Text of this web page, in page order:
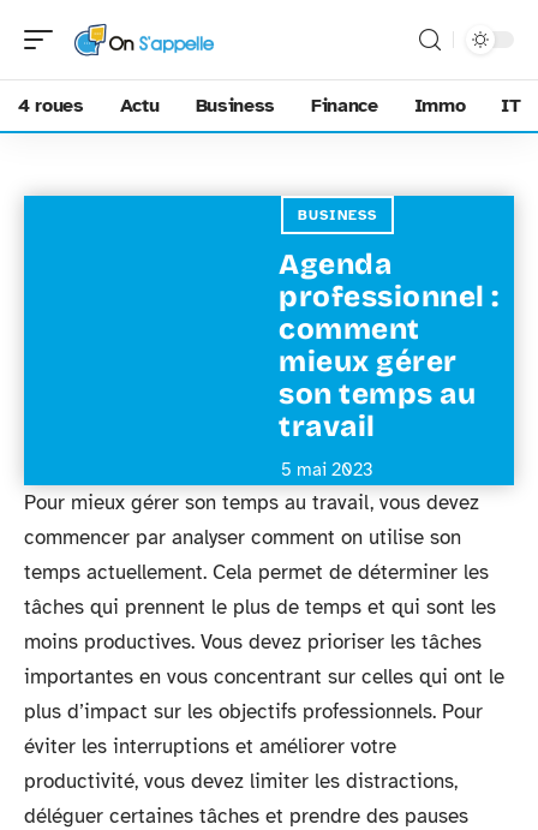
4 roues Actu Business Finance Immo IT
BUSINESS
Agenda
professionnel :
comment
mieux gérer
son temps au
travail
5 mai 2023
Pour mieux gérer son temps au travail, vous devez
commencer par analyser comment on utilise son
temps actuellement. Cela permet de déterminer les
tâches qui prennent le plus de temps et qui sont les
moins productives. Vous devez prioriser les tâches
importantes en vous concentrant sur celles qui ont le
plus d’impact sur les objectifs professionnels. Pour
éviter les interruptions et améliorer votre
productivité, vous devez limiter les distractions,
déléguer certaines tâches et prendre des pauses